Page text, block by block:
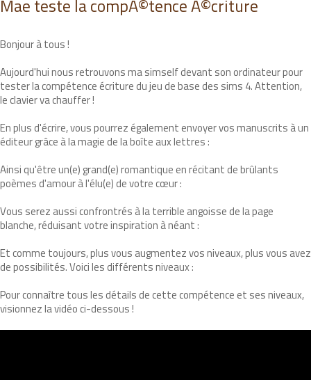
Mae teste la compÃ©tence Ã©criture
Bonjour à tous !
Aujourd'hui nous retrouvons ma simself devant son ordinateur pour
tester la compétence écriture du jeu de base des sims 4. Attention,
le clavier va chauffer !
En plus d'écrire, vous pourrez également envoyer vos manuscrits à un
éditeur grâce à la magie de la boîte aux lettres :
Ainsi qu'être un(e) grand(e) romantique en récitant de brûlants
poèmes d'amour à l'élu(e) de votre cœur :
Vous serez aussi confrontrés à la terrible angoisse de la page
blanche, réduisant votre inspiration à néant :
Et comme toujours, plus vous augmentez vos niveaux, plus vous avez
de possibilités. Voici les différents niveaux :
Pour connaître tous les détails de cette compétence et ses niveaux,
visionnez la vidéo ci-dessous !